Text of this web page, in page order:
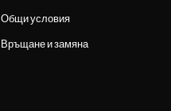
Общи условия
Връщане и замяна